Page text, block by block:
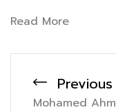
Read More
Previous
Mohamed